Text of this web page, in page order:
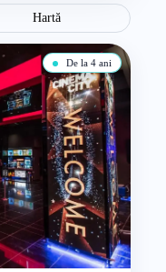
Hartă
De la 4 ani